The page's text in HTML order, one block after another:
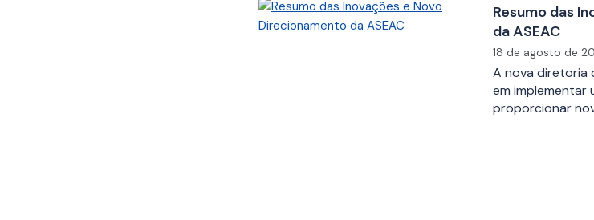
Resumo das
da ASEAC
18 de agosto de
A nova diretoria
em implementar
proporcionar